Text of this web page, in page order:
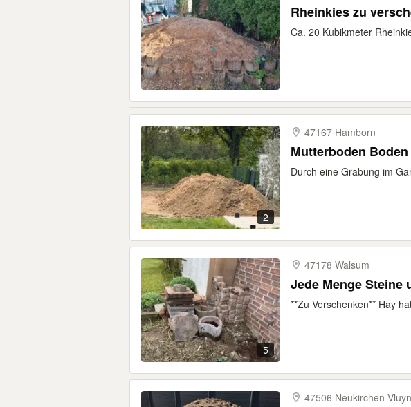
Rheinkies zu
Ca. 20 Kubikmeter
2
47167 Hamborn
Mutterboden
Durch eine Grabung im
5
47178 Walsum
Jede Menge Steine
**Zu Verschenken** Hay
47506 Neukirchen-​Vluyn